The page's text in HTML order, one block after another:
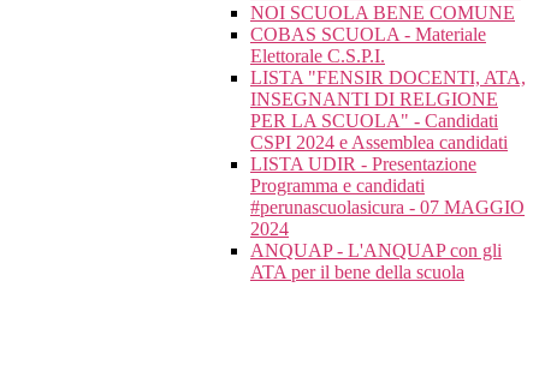
NOI SCUOLA BENE COMUNE
COBAS SCUOLA - Materiale
Elettorale C.S.P.I.
LISTA "FENSIR DOCENTI, ATA,
INSEGNANTI DI RELGIONE
PER LA SCUOLA" - Candidati
CSPI 2024 e Assemblea candidati
LISTA UDIR - Presentazione
Programma e candidati
#perunascuolasicura - 07 MAGGIO
2024
ANQUAP - L'ANQUAP con gli
ATA per il bene della scuola